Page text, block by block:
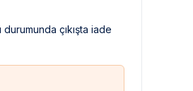
çıkışta iade